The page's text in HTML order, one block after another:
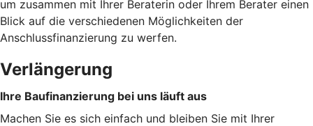
um zusammen mit Ihrer Beraterin oder Ihrem Berater einen
Blick auf die verschiedenen Möglichkeiten der
Anschlussfinanzierung zu werfen.
Verlängerung
Ihre Baufinanzierung bei uns läuft aus
Machen Sie es sich einfach und bleiben Sie mit Ihrer